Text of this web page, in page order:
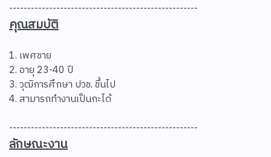
----------------------------------------------------
คุณสมบัติ
1. เพศชาย
2. อายุ 23-40 ปี
3. วุฒิการศึกษา ปวช. ขึ้นไป
4. สามารถทำงานเป็นกะได้
----------------------------------------------------
ลักษณะงาน